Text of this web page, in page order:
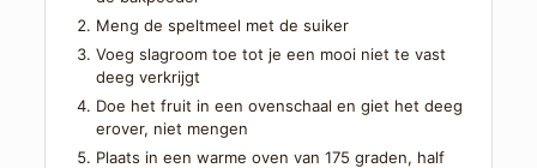
Meng de speltmeel met de suiker
Voeg slagroom toe tot je een mooi niet te vast
deeg verkrijgt
Doe het fruit in een ovenschaal en giet het deeg
erover, niet mengen
Plaats in een warme oven van 175 graden, half